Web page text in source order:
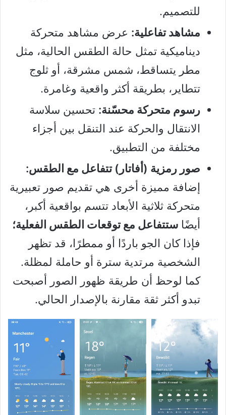
للتصميم.
مشاهد تفاعلية: عرض مشاهد متحركة
ديناميكية تمثل حالة الطقس الحالية، مثل
مطر يتساقط، شمس مشرقة، أو ثلوج
تتطاير، بطريقة أكثر واقعية وغامرة.
رسوم متحركة محسّنة: تحسين سلاسة
الانتقال والحركة عند التنقل بين أجزاء
مختلفة من التطبيق.
صور رمزية (أفاتار) تتفاعل مع الطقس:
إضافة مميزة أخرى هي تقديم صور تعبيرية
متحركة ثلاثية الأبعاد تتسم بواقعية أكبر،
أيضًا ستتفاعل مع توقعات الطقس الفعلية؛
فإذا كان الجو باردًا أو ممطرًا، قد تظهر
الشخصية مرتدية سترة أو حاملة لمظلة.
كما لوحظ أن طريقة ظهور الصور أصبحت
تبدو أكثر ثقة مقارنة بالإصدار الحالي.